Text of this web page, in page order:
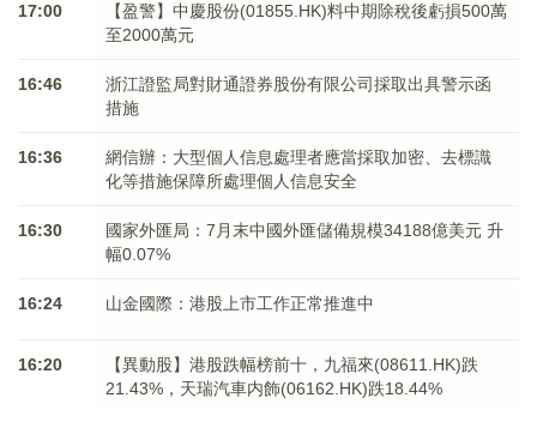
17:00
【盈警】中慶股份(01855.HK)料中期除稅後虧損500萬
至2000萬元
16:46
浙江證監局對財通證券股份有限公司採取出具警示函
措施
16:36
網信辦：大型個人信息處理者應當採取加密、去標識
化等措施保障所處理個人信息安全
16:30
國家外匯局：7月末中國外匯儲備規模34188億美元 升
幅0.07%
16:24 山金國際：港股上市工作正常推進中
16:20
【異動股】港股跌幅榜前十，九福來(08611.HK)跌
21.43%，天瑞汽車内飾(06162.HK)跌18.44%